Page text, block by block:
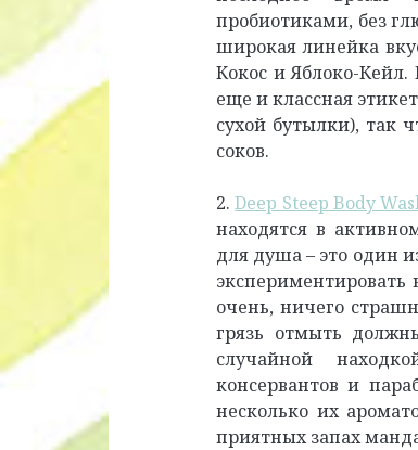
пробиотиками, без
широкая линейка
Кокос и Яблоко-
еще и классная
сухой бутылки), так
соков.
2.Deep Steep Body
находятся в
для душа – это один
очень, ничего
грязь отмыть
случайной
консервантов и
несколько их
приятных запах